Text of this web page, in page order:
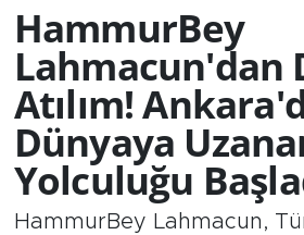
HammurBey
Lahmacun'dan
Atılım!
Dünyaya
Yolculuğu
HammurBey Lahmacun,
Güncel
İş ve Ekonomi
Moda-Magazin-Eğlence
Trafik Durumu
Şampiyonlar Ligi Puan
Tüm Manşetler
Son Dakika Haberleri